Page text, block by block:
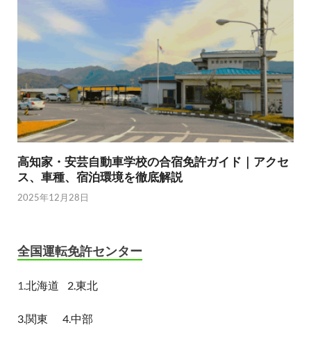
高知家・安芸自動車学校の合宿免許ガイド｜アクセ
ス、車種、宿泊環境を徹底解説
2025年12月28日
全国運転免許センター
1.北海道 2.東北
3.関東 4.中部